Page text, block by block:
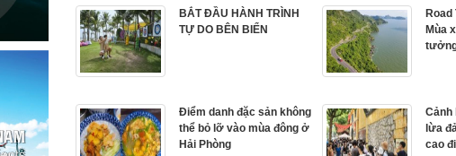
BẮT ĐẦU HÀNH TRÌNH
TỰ DO BÊN BIỂN
Road
Mùa
Điểm danh đặc sản không
thể bỏ lỡ vào mùa đông ở
Hải Phòng
Cảnh
lừa
cao